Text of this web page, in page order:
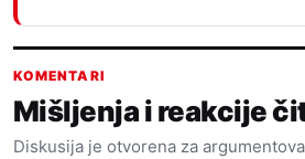
KOMENTARI
Mišljenja i reakcije
Diskusija je otvorena za